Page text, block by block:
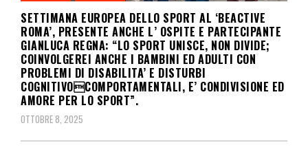
SETTIMANA EUROPEA DELLO SPORT AL ‘BEACTIVE
ROMA’, PRESENTE ANCHE L’ OSPITE E PARTECIPANTE
GIANLUCA REGNA: “LO SPORT UNISCE, NON DIVIDE;
COINVOLGEREI ANCHE I BAMBINI ED ADULTI CON
PROBLEMI DI DISABILITA’ E DISTURBI
COGNITIVOCOMPORTAMENTALI, E’ CONDIVISIONE ED
AMORE PER LO SPORT”.
OTTOBRE 8, 2025